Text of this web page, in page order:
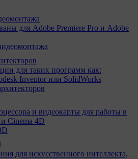
для Adobe Premiere Pro и Adobe
для таких программ как:
Inventor или SolidWorks
и видеокарты для работы в
Cinema 4D
для искусственного интеллекта,